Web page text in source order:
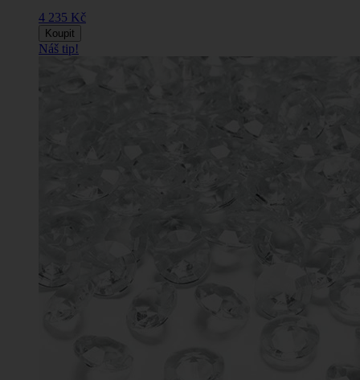
4 235 Kč
Koupit
Náš tip!